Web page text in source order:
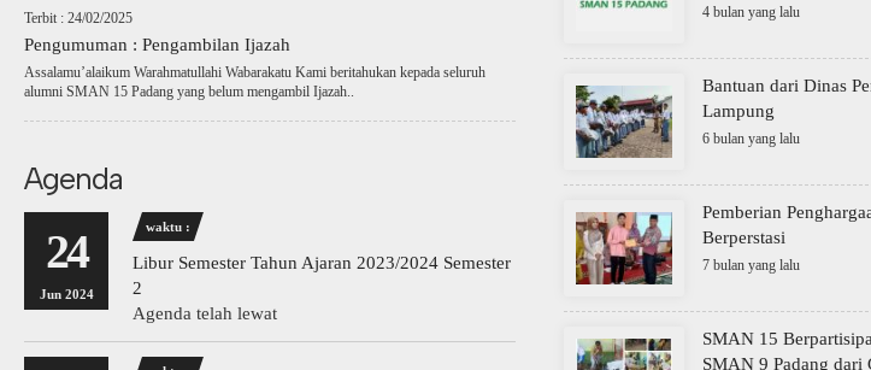
Terbit : 24/02/2025
Pengumuman : Pengambilan Ijazah
Assalamu’alaikum Warahmatullahi Wabarakatu Kami beritahukan kepada seluruh
alumni SMAN 15 Padang yang belum mengambil Ijazah..
Agenda
24
Jun 2024
waktu :
Libur Semester Tahun Ajaran 2023/2024 Semester
2
Agenda telah lewat
4 bulan yang lalu
Bantuan dari Dinas
Lampung
6 bulan yang lalu
Pemberian
Berperstasi
7 bulan yang lalu
SMAN 15
SMAN 9 Padang dari